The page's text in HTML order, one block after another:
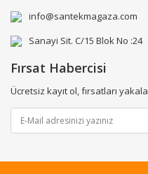
info@santekmagaza.com
Sanayi Sit. C/15 Blok No :24
Fırsat Habercisi
Ücretsiz kayıt ol, fırsatları yakala